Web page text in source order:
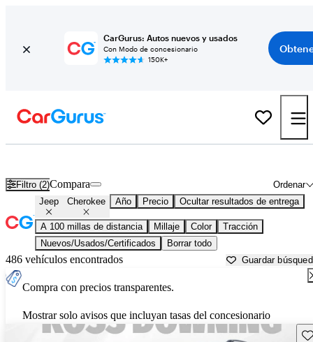
CarGurus: Autos nuevos y usados
Con Modo de concesionario
150K+
Filtro (2) Ordenar
Compara
Jeep Cherokee Año Precio Ocultar resultados de entrega
A 100 millas de distancia Millaje Color
Tracción
Nuevos/Usados/Certificados
Borrar todo
486 vehículos encontrados Guardar
Compra con precios transparentes.
Mostrar solo avisos que incluyan tasas del concesionario